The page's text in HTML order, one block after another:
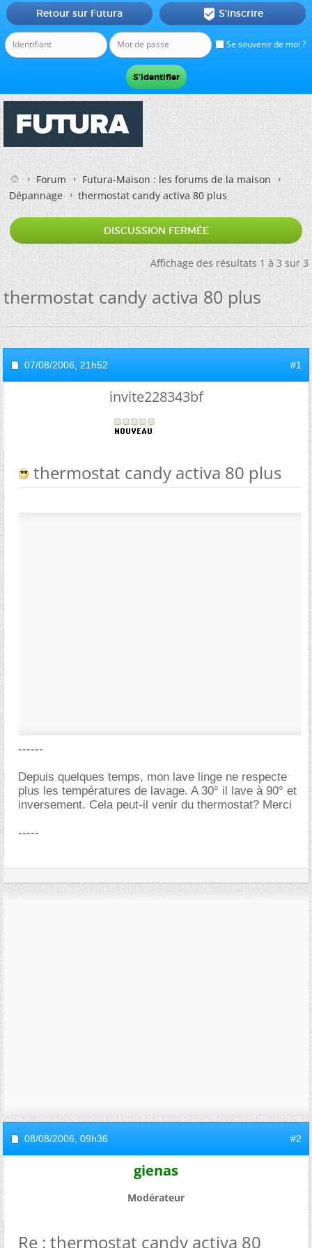
Se souvenir de moi ?
Retour sur Futura  S'inscrire
Forum
Futura-Maison : les forums de la maison
Dépannage
thermostat candy activa 80 plus
DISCUSSION FERMÉE
Affichage des résultats 1 à 3 sur 3
thermostat candy activa 80 plus
07/08/2006, 21h52 #1
invite228343bf
thermostat candy activa 80 plus
------
Depuis quelques temps, mon lave linge ne respecte
plus les températures de lavage. A 30° il lave à 90° et
inversement. Cela peut-il venir du thermostat? Merci
-----
08/08/2006, 09h36 #2
gienas
Modérateur
Re : thermostat candy activa 80